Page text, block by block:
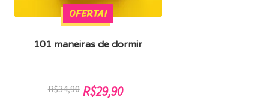
101 maneiras de dormir
OFERTA!
R$34,90 O
R$29,90